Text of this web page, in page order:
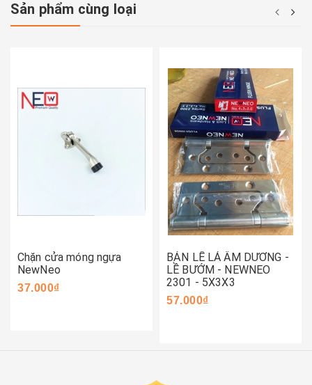
Sản phẩm cùng loại
Chặn cửa móng ngựa
NewNeo
37.000₫
BẢN LỀ LÁ ÂM DƯƠNG -
LỀ BƯỚM - NEWNEO
2301 - 5X3X3
57.000₫